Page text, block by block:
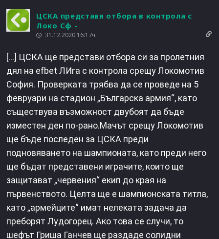
ЦСКА представя отбора в контрола с
Локо Сф -
31.12.2020 16:17ч.
[…] ЦСКА ще представи отбора си за пролетния
дял на efbet ЛИга с контрола срещу Локомотив
София. Проверката трябва да се проведе на 5
февруари на стадион „Българска армия“, като
съществува възможност двубоят да бъде
изместен ден по-рано.Мачът срещу Локомотив
ще бъде последен за ЦСКА преди
подновяването на шампионата, като преди него
ще бъдат представени играчите, които ще
защитават „червения“ екип до края на
първенството. Целта ще е шампионската титла,
като „армейците“ имат нелеката задача да
преборят Лудогорец. Ако това се случи, то
шефът Гриша Ганчев ще раздаде солидни